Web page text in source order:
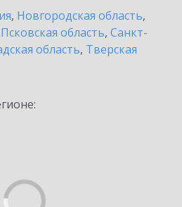
, Новгородская область,
Псковская область, Санкт-
область, Тверская